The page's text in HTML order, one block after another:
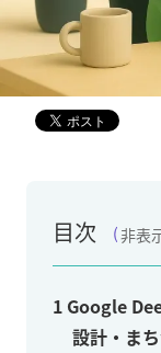
目次 非表
1 Google
設計・ま